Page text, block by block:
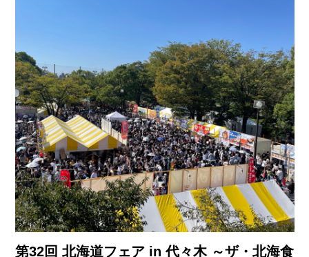
第32回 北海道フェア in 代々木 ～ザ・北海食